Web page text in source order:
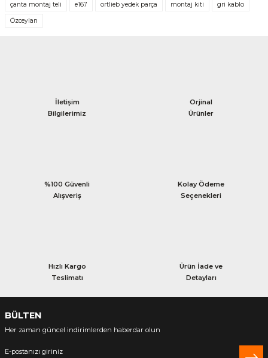
çanta montaj teli e167 ortlieb yedek parça montaj kiti gri kablo
Özceylan
İletişim
Bilgilerimiz
Orjinal
Ürünler
%100 Güvenli
Alışveriş
Kolay Ödeme
Seçenekleri
Hızlı Kargo
Teslimatı
Ürün İade ve
Detayları
BÜLTEN
Her zaman güncel indirimlerden haberdar olun